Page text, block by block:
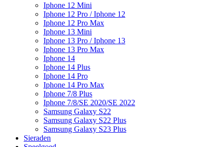
Iphone 12 Mini
Iphone 12 Pro / Iphone 12
Iphone 12 Pro Max
Iphone 13 Mini
Iphone 13 Pro / Iphone 13
Iphone 13 Pro Max
Iphone 14
Iphone 14 Plus
Iphone 14 Pro
Iphone 14 Pro Max
Iphone 7/8 Plus
Iphone 7/8/SE 2020/SE 2022
Samsung Galaxy S22
Samsung Galaxy S22 Plus
Samsung Galaxy S23 Plus
Sieraden